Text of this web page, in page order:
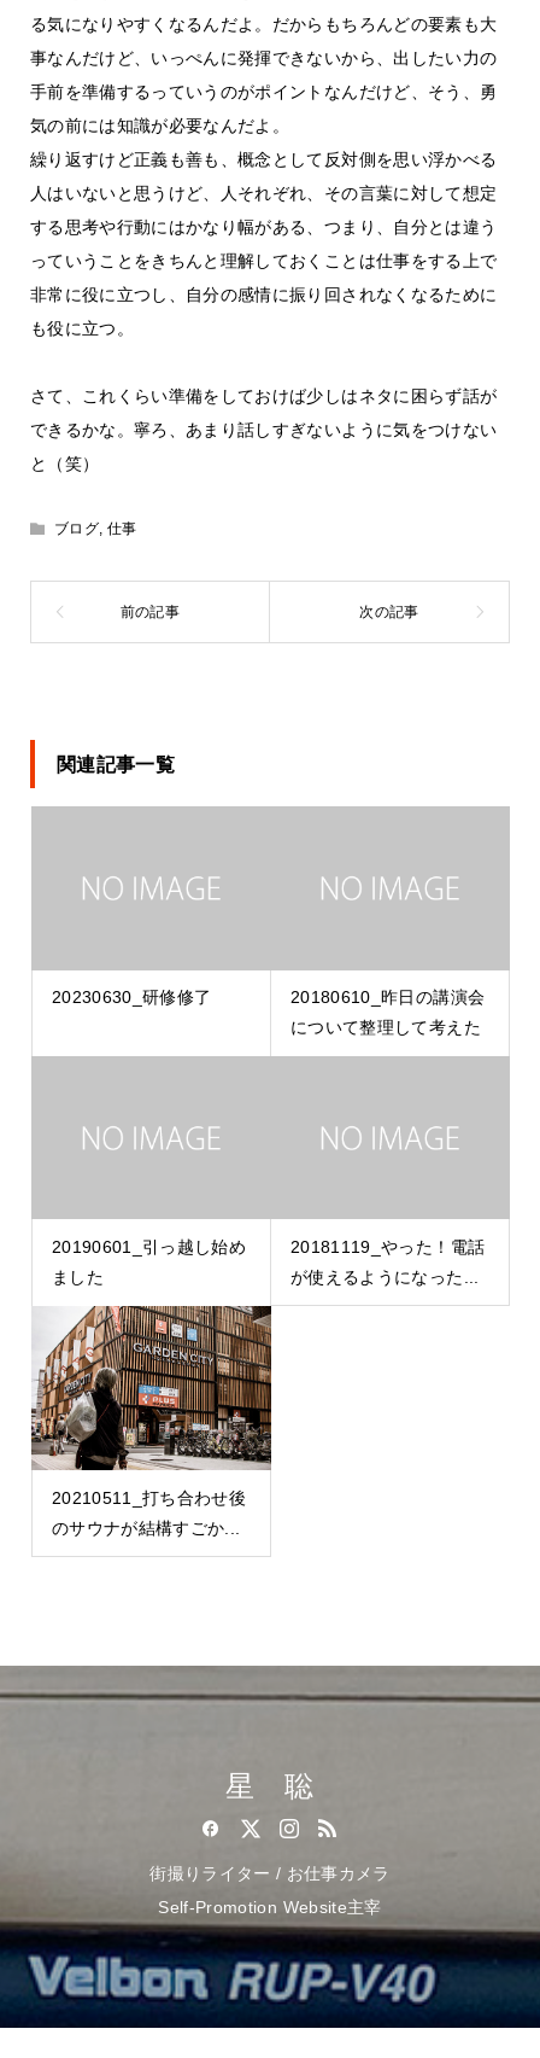
る気になりやすくなるんだよ。だからもちろんどの要素も大
事なんだけど、いっぺんに発揮できないから、出したい力の
手前を準備するっていうのがポイントなんだけど、そう、勇
気の前には知識が必要なんだよ。
繰り返すけど正義も善も、概念として反対側を思い浮かべる
人はいないと思うけど、人それぞれ、その言葉に対して想定
する思考や行動にはかなり幅がある、つまり、自分とは違う
っていうことをきちんと理解しておくことは仕事をする上で
非常に役に立つし、自分の感情に振り回されなくなるために
も役に立つ。
さて、これくらい準備をしておけば少しはネタに困らず話が
できるかな。寧ろ、あまり話しすぎないように気をつけない
と（笑）
ブログ, 仕事
関連記事一覧
20230630_研修修了
20180610_昨日の講演会
について整理して考えた
20190601_引っ越し始め
ました
20181119_やった！電話
が使えるようになった...
20210511_打ち合わせ後
のサウナが結構すごか...
星 聡
街撮りライター / お仕事カメラ
Self-Promotion Website主宰